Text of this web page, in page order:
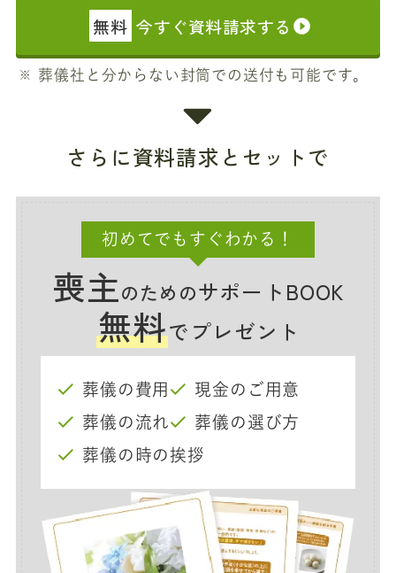
無料 今すぐ資料請求する
葬儀社と分からない封筒での送付も可能です。
さらに資料請求とセットで
初めてでもすぐわかる！
喪主のためのサポートBOOK
無料でプレゼント
葬儀の費用
現金のご用意
葬儀の流れ
葬儀の選び方
葬儀の時の挨拶